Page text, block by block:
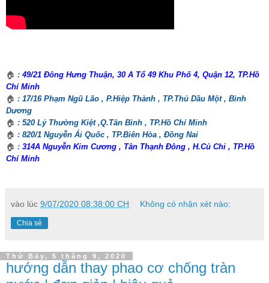
🏠 : 49/21 Đông Hưng Thuận, 30 A Tổ 49 Khu Phố 4, Quận 12, TP.Hồ
Chí Minh
🏠 : 17/16 Phạm Ngũ Lão , P.Hiệp Thành , TP.Thủ Dầu Một , Bình
Dương
🏠 : 520 Lý Thường Kiệt ,Q.Tân Bình , TP.Hồ Chí Minh
🏠 : 820/1 Nguyễn Ái Quốc , TP.Biên Hòa , Đồng Nai
🏠 : 314A Nguyễn Kim Cương , Tân Thạnh Đông , H.Củ Chi , TP.Hồ
Chí Minh
vào lúc 9/07/2020 08:38:00 CH Không có nhận xét nào:
Chia sẻ
Thứ Bảy, 5 tháng 9, 2020
hướng dẫn thay phao cơ chống tràn